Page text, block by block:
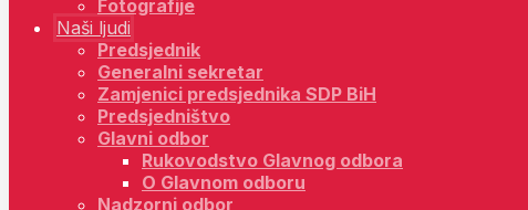
Fotografije
Naši ljudi
Predsjednik
Generalni sekretar
Zamjenici predsjednika SDP BiH
Predsjedništvo
Glavni odbor
Rukovodstvo Glavnog odbora
O Glavnom odboru
Nadzorni odbor